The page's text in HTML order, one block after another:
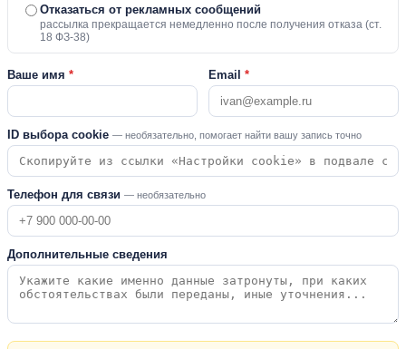
Отказаться от рекламных сообщений
рассылка прекращается немедленно после получения отказа (ст.
18 ФЗ-38)
Ваше имя * Email *
ID выбора cookie — необязательно, помогает найти вашу запись точно
Телефон для связи — необязательно
Дополнительные сведения